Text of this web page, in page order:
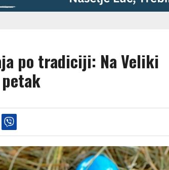
po tradiciji: Na Veliki